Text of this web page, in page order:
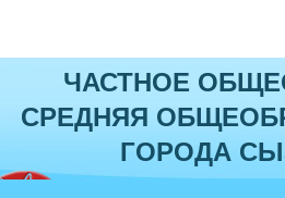
ЧАСТНОЕ
СРЕДНЯЯ
ГОРОДА